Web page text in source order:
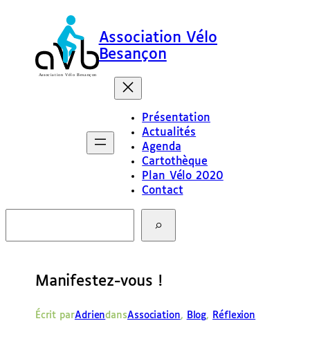
Association Vélo
Besançon
Présentation
Actualités
Agenda
Cartothèque
Plan Vélo 2020
Contact
c
Manifestez-vous !
Écrit parAdriendansAssociation, Blog, Réflexion